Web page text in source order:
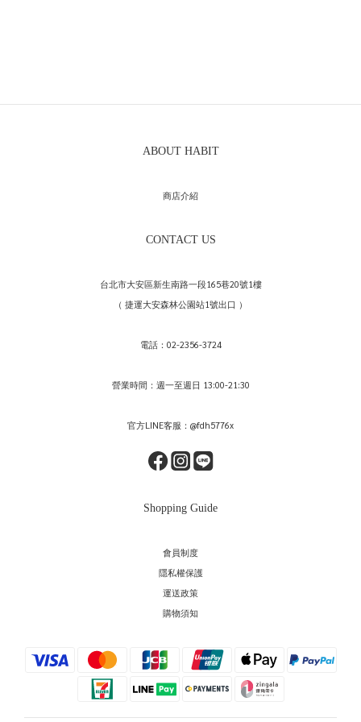
ABOUT HABIT
商店介紹
CONTACT US
台北市大安區新生南路一段165巷20號1樓
（ 捷運大安森林公園站1號出口 ）
電話：02-2356-3724
營業時間：週一至週日 13:00-21:30
官方LINE客服：@fdh5776x
Shopping Guide
會員制度
隱私權保護
運送政策
購物須知